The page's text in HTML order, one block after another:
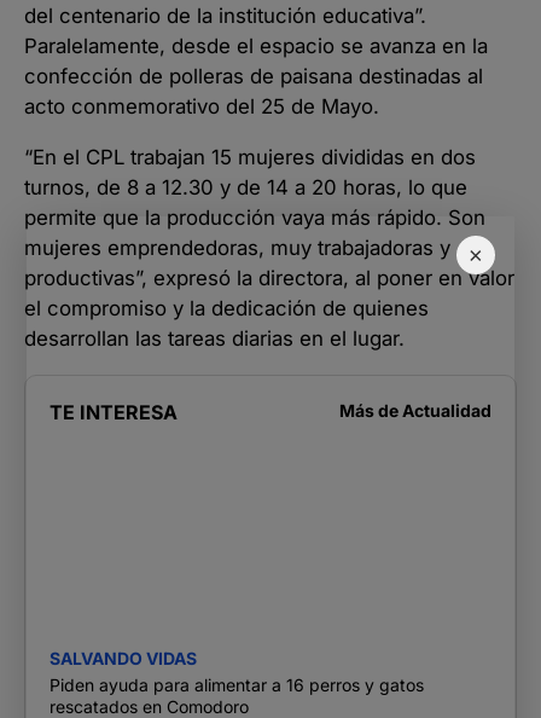
×
del centenario de la institución educativa”.
Paralelamente, desde el espacio se avanza en la
confección de polleras de paisana destinadas al
acto conmemorativo del 25 de Mayo.
“En el CPL trabajan 15 mujeres divididas en dos
turnos, de 8 a 12.30 y de 14 a 20 horas, lo que
permite que la producción vaya más rápido. Son
mujeres emprendedoras, muy trabajadoras y
productivas”, expresó la directora, al poner en valor
el compromiso y la dedicación de quienes
desarrollan las tareas diarias en el lugar.
TE INTERESA Más de Actualidad
SALVANDO VIDAS
Piden ayuda para alimentar a 16 perros y gatos
rescatados en Comodoro